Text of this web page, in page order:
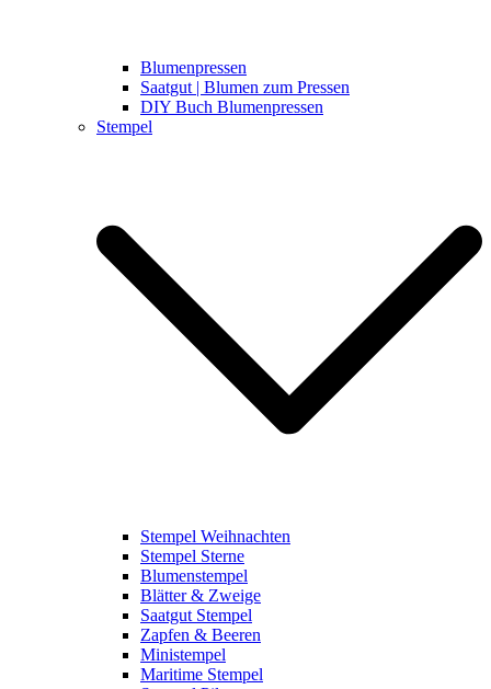
Blumenpressen
Saatgut | Blumen zum Pressen
DIY Buch Blumenpressen
Stempel
Stempel Weihnachten
Stempel Sterne
Blumenstempel
Blätter & Zweige
Saatgut Stempel
Zapfen & Beeren
Ministempel
Maritime Stempel